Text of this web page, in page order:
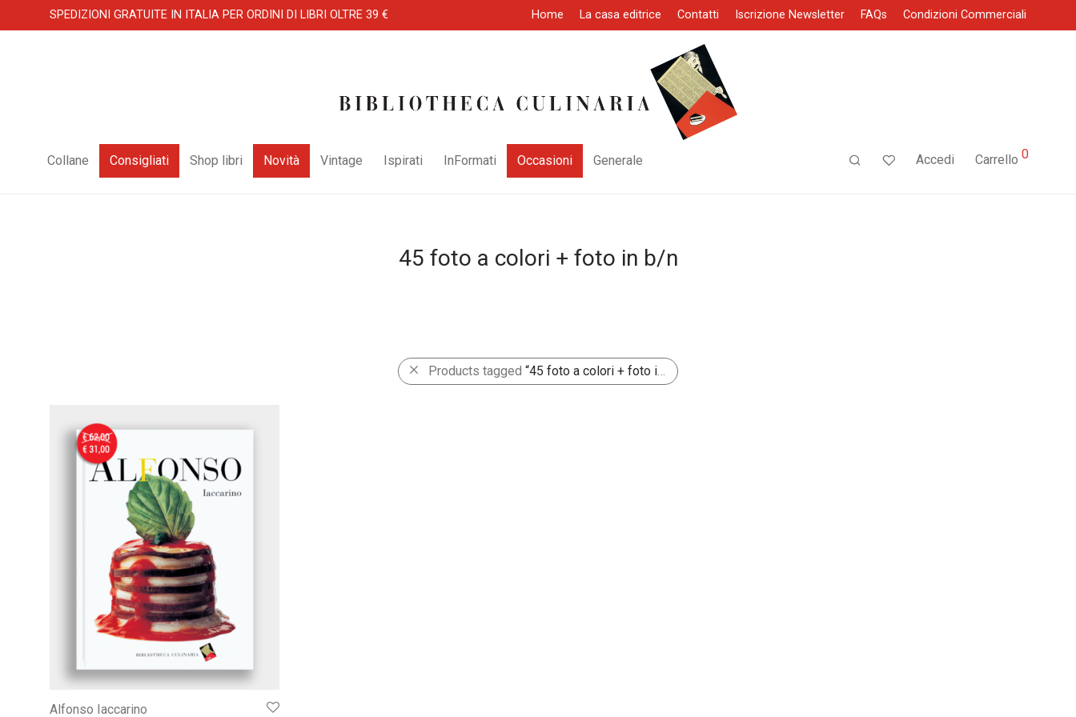
SPEDIZIONI GRATUITE IN ITALIA PER ORDINI DI LIBRI OLTRE 39 € Home La casa editrice Contatti Iscrizione Newsletter FAQs Condizioni Commerciali
Collane Consigliati Shop libri Novità Vintage Ispirati InFormati Occasioni Generale Accedi Carrello 0
45 foto a colori + foto in b/n
Products tagged “45 foto a colori + foto in b/n”
Alfonso Iaccarino